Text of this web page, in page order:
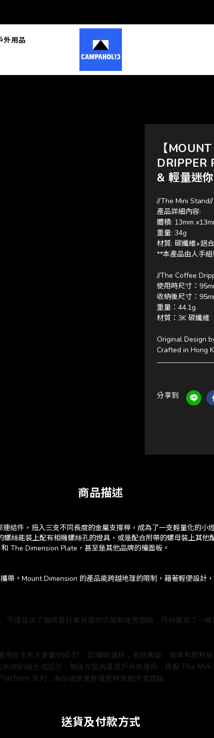
外用品
【
DRIPPER
& 輕量迷
//The Mini Stand//
產品詳細內容:
體積: 13mm
重量: 34g
材質: 碳纖維+鋁
**本產品由人手
//The Coffee
使用時尺寸：
收納後尺寸：
重量：44.1g
材質：3K 碳纖維
Original Design
Crafted in Hong
分享到
商品描述
結件，扭入三支不同長度的金屬支撐桿，成為了一支輕量化的
絲能裝上配有相機螺絲孔的燈具，或是配合附帶的螺母裝上其
The Dimension Plate，甚至是其他品牌的檯面板。
帶。Mount Dimension 的產品能跨越地理的限制，藉著輕便設計
僅提供了咖啡愛好者所需的功能和使用體驗，同時展現了一
於市售大多數V60 01、02咖啡濾杯，包括陶瓷、玻璃和塑料
簡約組合式設計，無論在室內還是戶外都適用，搭配 The
系列，為你提供更舒適更輕便的沖煮體驗。
送貨及付款方式